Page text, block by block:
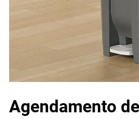
Agendamento